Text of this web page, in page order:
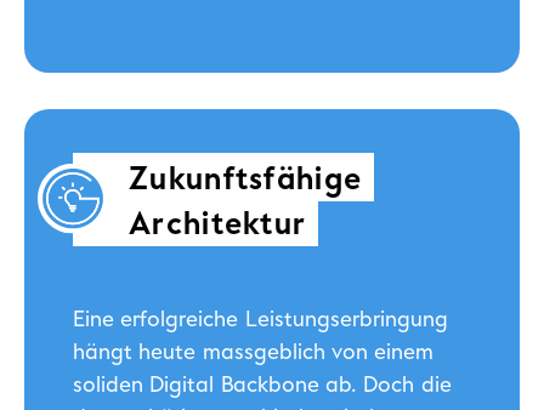
Zukunfts­fähige
Architektur
Eine erfolgreiche Leistungserbringung
hängt heute massgeblich von einem
soliden Digital Backbone ab. Doch die